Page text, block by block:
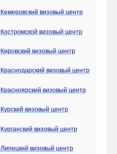
Кемеровский визовый центр
Костромской визовый центр
Кировский визовый центр
Краснодарский визовый центр
Красноярский визовый центр
Курский визовый центр
Курганский визовый центр
Липецкий визовый центр